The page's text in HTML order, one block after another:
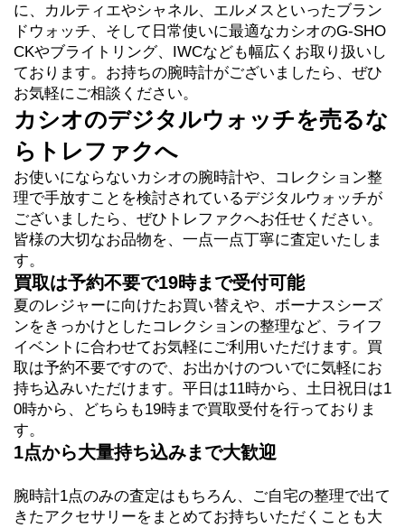
に、カルティエやシャネル、エルメスといったブラン
ドウォッチ、そして日常使いに最適なカシオのG-SHO
CKやブライトリング、IWCなども幅広くお取り扱いし
ております。お持ちの腕時計がございましたら、ぜひ
お気軽にご相談ください。
カシオのデジタルウォッチを売るな
らトレファクへ
お使いにならないカシオの腕時計や、コレクション整
理で手放すことを検討されているデジタルウォッチが
ございましたら、ぜひトレファクへお任せください。
皆様の大切なお品物を、一点一点丁寧に査定いたしま
す。
買取は予約不要で19時まで受付可能
夏のレジャーに向けたお買い替えや、ボーナスシーズ
ンをきっかけとしたコレクションの整理など、ライフ
イベントに合わせてお気軽にご利用いただけます。買
取は予約不要ですので、お出かけのついでに気軽にお
持ち込みいただけます。平日は11時から、土日祝日は1
0時から、どちらも19時まで買取受付を行っておりま
す。
1点から大量持ち込みまで大歓迎
腕時計1点のみの査定はもちろん、ご自宅の整理で出て
きたアクセサリーをまとめてお持ちいただくことも大